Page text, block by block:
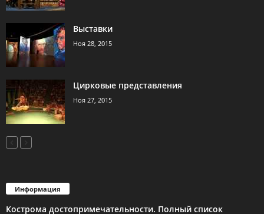
Выставки
Ноя 28, 2015
Цирковые представления
Ноя 27, 2015
Информация
Кострома достопримечательности. Полный список